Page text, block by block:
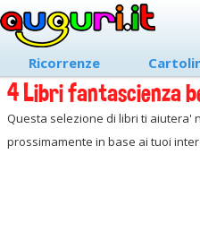
Ricorrenze
4 Libri fantascienza
Questa selezione di libri ti aiutera'
prossimamente in base ai tuoi